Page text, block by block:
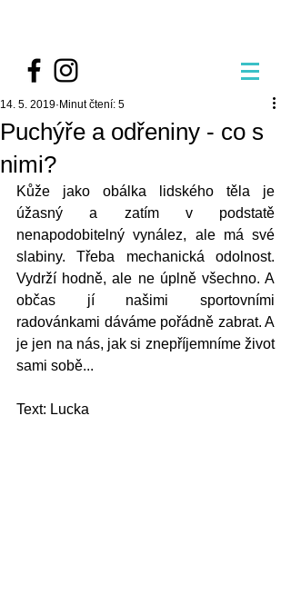
Puchýře a odřeniny - co s
nimi?
14. 5. 2019 Minut čtení: 5
Kůže jako obálka lidského těla je
úžasný a zatím v podstatě
nenapodobitelný vynález, ale má své
slabiny. Třeba mechanická odolnost.
Vydrží hodně, ale ne úplně všechno. A
občas jí našimi sportovními
radovánkami dáváme pořádně zabrat. A
je jen na nás, jak si znepříjemníme život
sami sobě...
Text: Lucka